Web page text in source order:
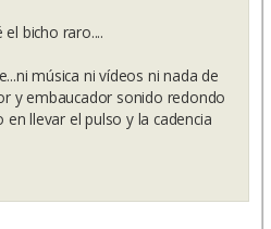
bicho raro....
música ni vídeos ni nada de
y embaucador sonido redondo
llevar el pulso y la cadencia